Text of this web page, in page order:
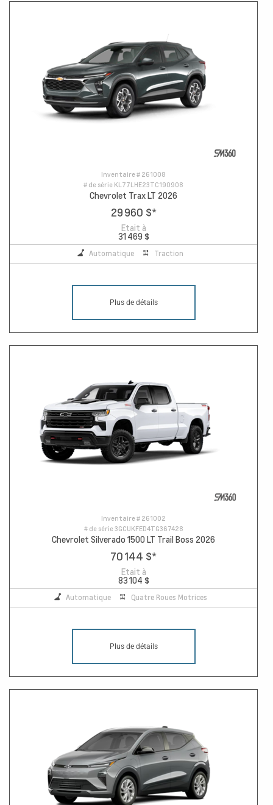
Inventaire # 261008
# de série KL77LHE23TC190908
Chevrolet Trax LT 2026
29 960 $*
Etait à
31 469 $
Automatique Traction
Plus de détails
Inventaire # 261002
# de série3GCUKFED4TG367428
Chevrolet Silverado 1500 LT Trail Boss 2026
70 144 $*
Etait à
83 104 $
Automatique Quatre Roues Motrices
Plus de détails